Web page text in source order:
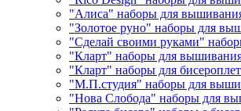
"Алиса" наборы для
"Золотое руно" наборы для
"Сделай своими руками"
"Кларт" наборы для
"Кларт" наборы для
"М.П.студия" наборы для
"Нова Слобода" наборы для